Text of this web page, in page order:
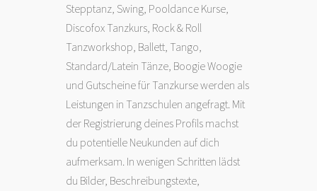
Stepptanz Swing , Pooldance Kurse,
Discofox Tanzkurs, Rock & Roll
Tanzworkshop, Ballett Tango
Standard/Latein Tänze, Boogie Woogie
und Gutscheine für Tanzkurse werden als
Leistungen in Tanzschulen angefragt. Mit
der Registrierung deines Profils machst
du potentielle Neukunden auf dich
aufmerksam. In wenigen Schritten lädst
du Bilder, Beschreibungstexte,